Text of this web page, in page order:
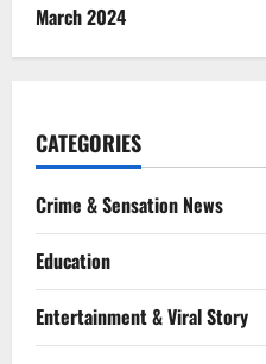
March 2024
CATEGORIES
Crime & Sensation News
Education
Entertainment & Viral Story